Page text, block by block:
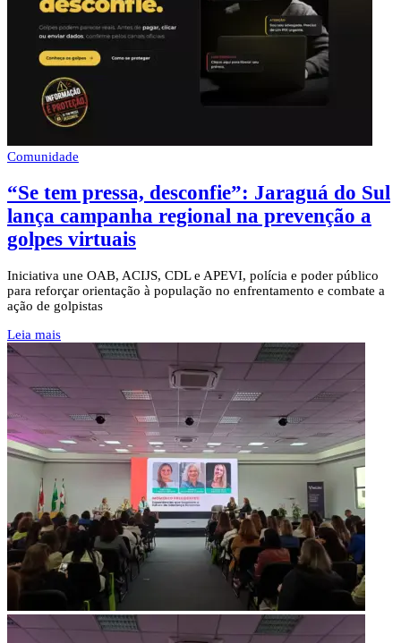
Comunidade
“Se tem pressa, desconfie”: Jaraguá do Sul
lança campanha regional na prevenção a
golpes virtuais
Iniciativa une OAB, ACIJS, CDL e APEVI, polícia e poder público
para reforçar orientação à população no enfrentamento e combate a
ação de golpistas
Leia mais